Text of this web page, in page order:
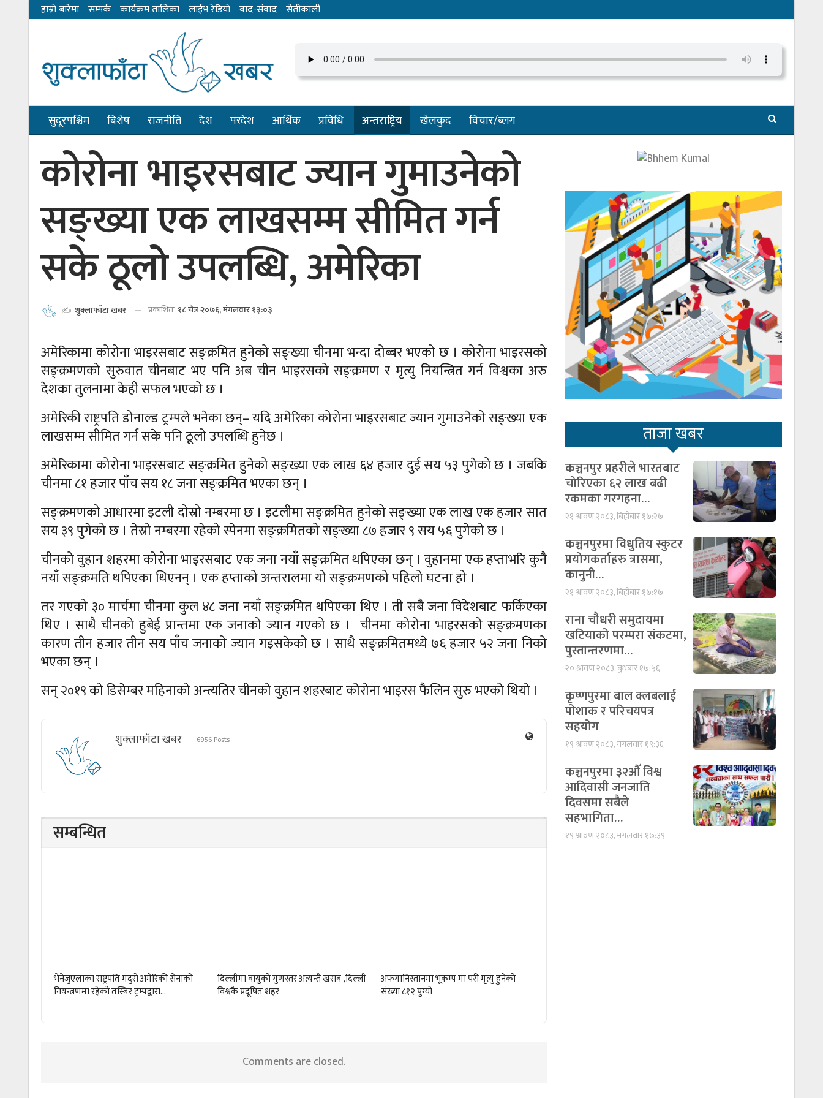
हाम्राे बारेमा सम्पर्क कार्यक्रम तालिका लाईभ रेडियाे वाद-संवाद सेतीकाली
सुदूरपश्चिम बिशेष राजनीति देश परदेश आर्थिक प्रविधि अन्तराष्ट्रिय खेलकुद विचार/ब्लग
कोरोना भाइरसबाट ज्यान गुमाउनेको
सङ्ख्या एक लाखसम्म सीमित गर्न
सके ठूलो उपलब्धि, अमेरिका
✍️ शुक्लाफाँटा खबर प्रकाशितः १८ चैत्र २०७६, मंगलवार १३:०३
अमेरिकामा कोरोना भाइरसबाट सङ्क्रमित हुनेको सङ्ख्या चीनमा भन्दा दोब्बर भएको छ । कोरोना भाइरसको
सङ्क्रमणको सुरुवात चीनबाट भए पनि अब चीन भाइरसको सङ्क्रमण र मृत्यु नियन्त्रित गर्न विश्वका अरु
देशका तुलनामा केही सफल भएको छ ।
अमेरिकी राष्ट्रपति डोनाल्ड ट्रम्पले भनेका छन्– यदि अमेरिका कोरोना भाइरसबाट ज्यान गुमाउनेको सङ्ख्या एक
लाखसम्म सीमित गर्न सके पनि ठूलो उपलब्धि हुनेछ ।
अमेरिकामा कोरोना भाइरसबाट सङ्क्रमित हुनेको सङ्ख्या एक लाख ६४ हजार दुई सय ५३ पुगेको छ । जबकि
चीनमा ८१ हजार पाँच सय १८ जना सङ्क्रमित भएका छन् ।
सङ्क्रमणको आधारमा इटली दोस्रो नम्बरमा छ । इटलीमा सङ्क्रमित हुनेको सङ्ख्या एक लाख एक हजार सात
सय ३९ पुगेको छ । तेस्रो नम्बरमा रहेको स्पेनमा सङ्क्रमितको सङ्ख्या ८७ हजार ९ सय ५६ पुगेको छ ।
चीनको वुहान शहरमा कोरोना भाइरसबाट एक जना नयाँ सङ्क्रमित थपिएका छन् । वुहानमा एक हप्ताभरि कुनै
नयाँ सङ्क्रमति थपिएका थिएनन् । एक हप्ताको अन्तरालमा यो सङ्क्रमणको पहिलो घटना हो ।
तर गएको ३० मार्चमा चीनमा कुल ४८ जना नयाँ सङ्क्रमित थपिएका थिए । ती सबै जना विदेशबाट फर्किएका
थिए । साथै चीनको हुबेई प्रान्तमा एक जनाको ज्यान गएको छ । चीनमा कोरोना भाइरसको सङ्क्रमणका
कारण तीन हजार तीन सय पाँच जनाको ज्यान गइसकेको छ । साथै सङ्क्रमितमध्ये ७६ हजार ५२ जना निको
भएका छन् ।
सन् २०१९ को डिसेम्बर महिनाको अन्त्यतिर चीनको वुहान शहरबाट कोरोना भाइरस फैलिन सुरु भएको थियो ।
शुक्लाफाँटा खबर 6956 Posts
सम्बन्धित
भेनेजुएलाका राष्ट्रपति मदुरो अमेरिकी सेनाको
नियन्त्रणमा रहेको तस्बिर ट्रम्पद्वारा…
दिल्लीमा वायुको गुणस्तर अत्यन्तै खराब ,दिल्ली
विश्वकै प्रदूषित शहर
अफगानिस्तानमा भूकम्प मा परी मृत्यु हुनेको
संख्या ८१२ पुग्यो
Comments are closed.
ताजा खबर
कञ्चनपुर प्रहरीले भारतबाट
चोरिएका ६२ लाख बढी
रकमका गरगहना…
२१ श्रावण २०८३, बिहीबार १७:२७
कञ्चनपुरमा विधुतिय स्कुटर
प्रयोगकर्ताहरु त्रासमा,
कानुनी…
२१ श्रावण २०८३, बिहीबार १७:१७
राना चौधरी समुदायमा
खटियाको परम्परा संकटमा,
पुस्तान्तरणमा…
२० श्रावण २०८३, बुधबार १७:५६
कृष्णपुरमा बाल क्लबलाई
पोशाक र परिचयपत्र
सहयोग
१९ श्रावण २०८३, मंगलवार १९:३६
कञ्चनपुरमा ३२औँ विश्व
आदिवासी जनजाति
दिवसमा सबैले
सहभागिता…
१९ श्रावण २०८३, मंगलवार १७:३९